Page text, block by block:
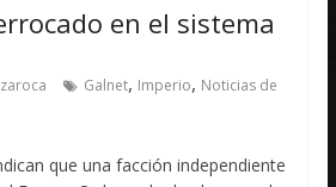
en el sistema
zaroca Galnet, Imperio, Noticias de
que una facción independiente